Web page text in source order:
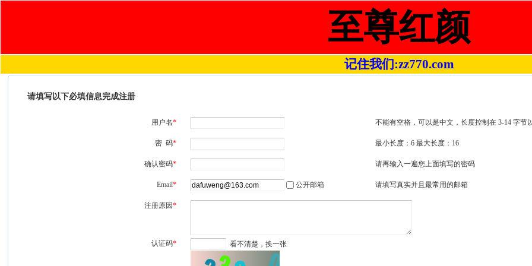
至尊红颜
记住我们:zz770.com
请填写以下必填信息完成注册
用户名* 不能有空格，可以是中文，长度控制在 3-14 字节
密 码* 最小长度：6 最大长度：16
确认密码* 请再输入一遍您上面填写的密码
Email* 公开邮箱 请填写真实并且最常用的邮箱
注册原因*
认证码* 看不清楚，换一张